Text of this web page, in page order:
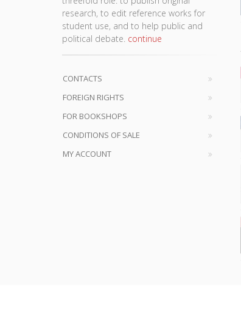
research, to edit reference works for
student use, and to help public and
political debate. continue
CONTACTS
FOREIGN RIGHTS
FOR BOOKSHOPS
CONDITIONS OF SALE
MY ACCOUNT